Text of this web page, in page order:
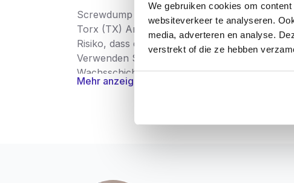
We gebruiken cookies om
websiteverkeer te analyseren.
media, adverteren en analyse.
verstrekt of die ze hebben
Screwdump Spanplattenschrauben Edelstahl
Torx (TX) Antrieb. Die Vorteile des Torx-
Risiko, dass das Werkzeug aus der Schraube
Verwenden Sie vorzugsweise Screwdump-
Wachsschicht versehen, die als
Vorbohrenwird für die Verwendung in
Spanplattenschrauben werden in einer sehr
Schrauben werden nach der Produktion
Torx-Schrauben gibt es in verschiedenen
Mehr anzeigen